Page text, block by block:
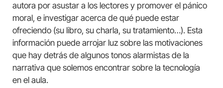
autora por asustar a los lectores y promover el pánico
moral, e investigar acerca de qué puede estar
ofreciendo (su libro, su charla, su tratamiento…). Esta
información puede arrojar luz sobre las motivaciones
que hay detrás de algunos tonos alarmistas de la
narrativa que solemos encontrar sobre la tecnología
en el aula.